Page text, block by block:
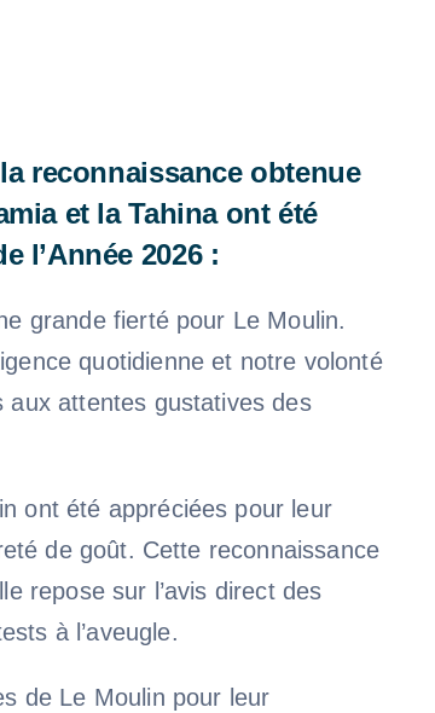
reconnaissance obtenue
et la Tahina ont été
l’Année 2026 :
grande fierté pour Le Moulin.
quotidienne et notre volonté
aux attentes gustatives des
ont été appréciées pour leur
de goût. Cette reconnaissance
repose sur l’avis direct des
à l’aveugle.
de Le Moulin pour leur